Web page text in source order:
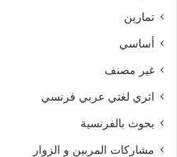
تمارين
أساسي
غير مصنف
اثري لغتي عربي فرنسي
بحوث بالفرنسية
مشاركات المربين و الزوار